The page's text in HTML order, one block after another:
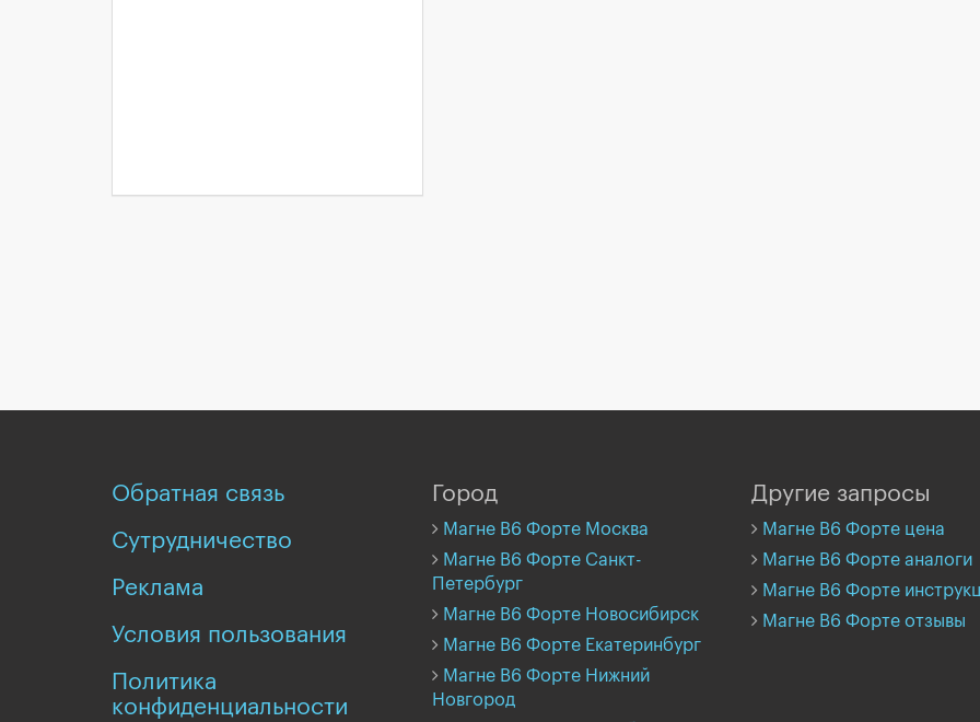
Обратная связь
Сутрудничество
Реклама
Условия пользования
Политика
конфиденциальности
Город
Магне B6 Форте Москва
Магне B6 Форте Санкт-
Петербург
Магне B6 Форте Новосибирск
Магне B6 Форте Екатеринбург
Магне B6 Форте Нижний
Новгород
Другие запросы
Магне B6 Форте цена
Магне B6 Форте аналоги
Магне B6 Форте
Магне B6 Форте отзывы